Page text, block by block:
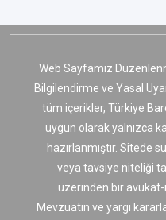
Web Sayfamız
Bilgilendirme ve Yasal
tüm içerikler, Türkiye
uygun olarak yalnızca
hazırlanmıştır. Sitede
veya tavsiye niteliği
üzerinden bir
Mevzuatın ve yargı